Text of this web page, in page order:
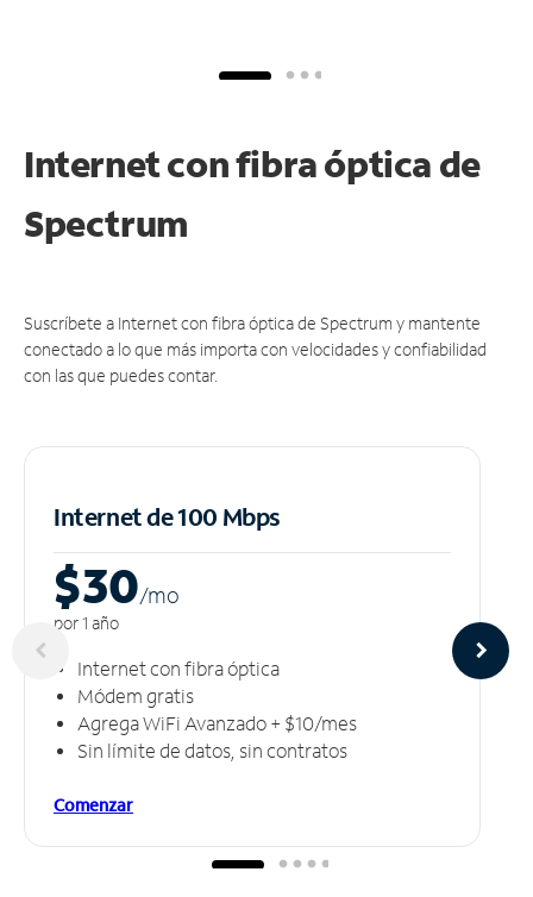
Internet con fibra óptica de
Spectrum
Suscríbete a Internet con fibra óptica de Spectrum y mantente
conectado a lo que más importa con velocidades y confiabilidad
con las que puedes contar.
Internet de 100 Mbps
$30/mo
por 1 año
Internet con fibra óptica
Módem gratis
Agrega WiFi Avanzado + $10/mes
Sin límite de datos, sin contratos
Comenzar